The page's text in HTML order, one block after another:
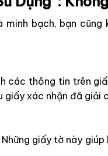
bạch, bạn
các thông tin trên
giấy xác nhận đã giải
giấy tờ này